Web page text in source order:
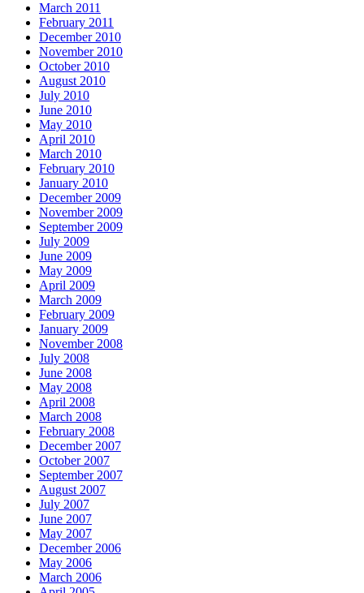
March 2011
February 2011
December 2010
November 2010
October 2010
August 2010
July 2010
June 2010
May 2010
April 2010
March 2010
February 2010
January 2010
December 2009
November 2009
September 2009
July 2009
June 2009
May 2009
April 2009
March 2009
February 2009
January 2009
November 2008
July 2008
June 2008
May 2008
April 2008
March 2008
February 2008
December 2007
October 2007
September 2007
August 2007
July 2007
June 2007
May 2007
December 2006
May 2006
March 2006